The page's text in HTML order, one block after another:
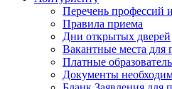
Перечень профессий
Правила приема
Дни открытых дверей
Вакантные места для
Платные
Документы